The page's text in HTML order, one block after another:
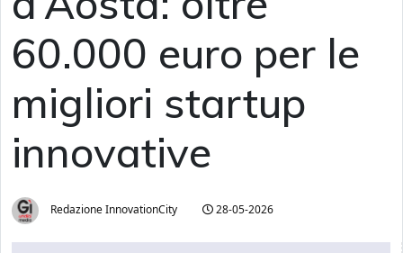
60.000 euro per le
migliori startup
innovative
Redazione InnovationCity 28-05-2026